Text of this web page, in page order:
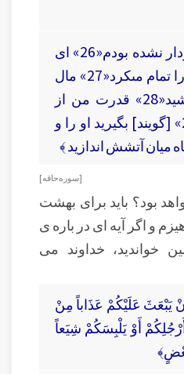
و از حساب خود خبردار نشده بودم«26» اى
كاش آن [مرگ] كار را تمام مى‏كرد«27» مال
من مرا سودى نبخشيد«28» قدرت من از
[كف] من برفت«29» [گويند] بگيريد او را و
[ سوره حاقه ]
بود؟ باید برای بهشت
و اگر آیه ای در باره ی
خواندید، خداوند می
يَبْعَثَ عَلَيْكُمْ عَذَاباً مِنْ
أَوْ يَلْبِسَكُمْ شِيَعاً